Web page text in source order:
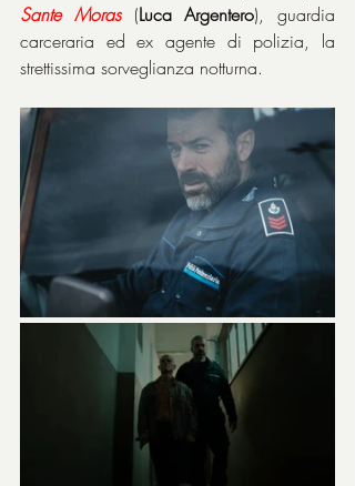
Sante Moras (Luca Argentero), guardia
carceraria ed ex agente di polizia, la
strettissima sorveglianza notturna.